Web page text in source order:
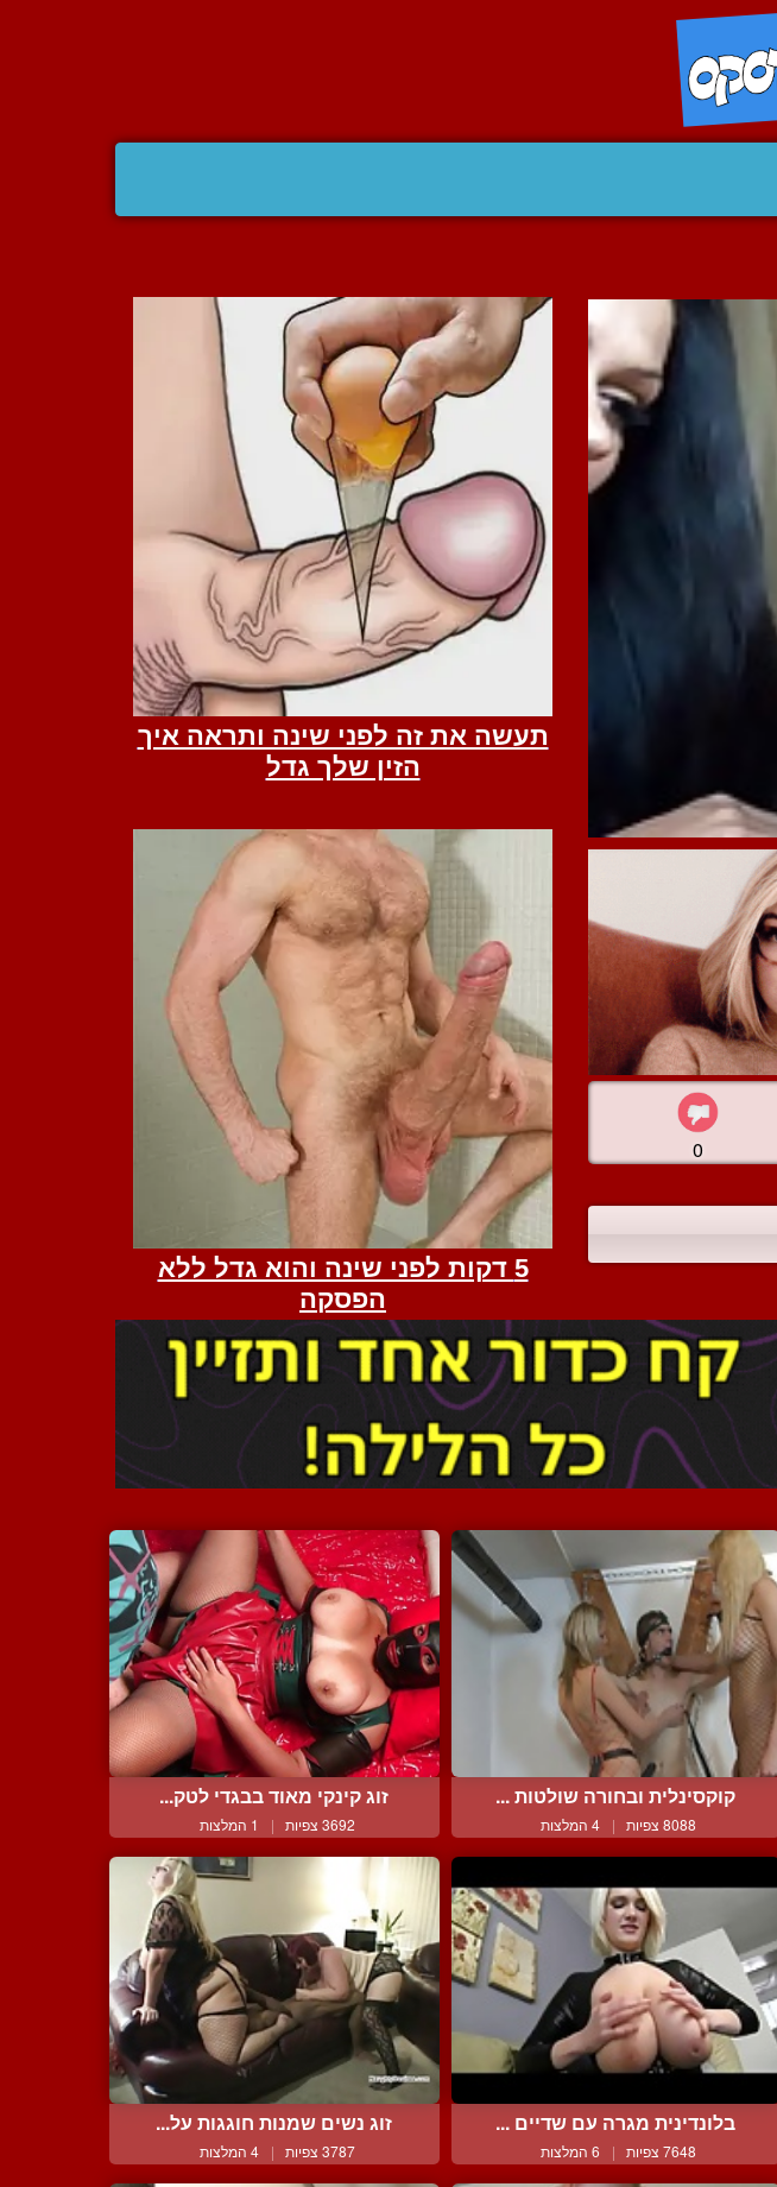
0
קוקסינלית ובחורה שולטות ...
8088 צפיות | 4 המלצות
זוג קינקי מאוד בבגדי לטק...
3692 צפיות | 1 המלצות
בלונדינית מגרה עם שדיים ...
7648 צפיות | 6 המלצות
זוג נשים שמנות חוגגות על...
3787 צפיות | 4 המלצות